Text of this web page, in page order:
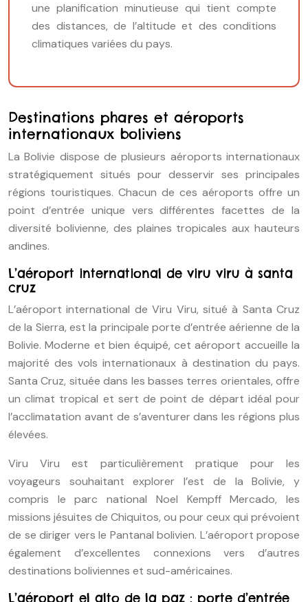
une planification minutieuse qui tient compte
des distances, de l’altitude et des conditions
climatiques variées du pays.
Destinations phares et aéroports
internationaux boliviens
La Bolivie dispose de plusieurs aéroports internationaux
stratégiquement situés pour desservir ses principales
régions touristiques. Chacun de ces aéroports offre un
point d’entrée unique vers différentes facettes de la
diversité bolivienne, des plaines tropicales aux hauteurs
andines.
L’aéroport international de viru viru à santa
cruz
L’aéroport international de Viru Viru, situé à Santa Cruz
de la Sierra, est la principale porte d’entrée aérienne de la
Bolivie. Moderne et bien équipé, cet aéroport accueille la
majorité des vols internationaux à destination du pays.
Santa Cruz, située dans les basses terres orientales, offre
un climat tropical et sert de point de départ idéal pour
l’acclimatation avant de s’aventurer dans les régions plus
élevées.
Viru Viru est particulièrement pratique pour les
voyageurs souhaitant explorer l’est de la Bolivie, y
compris le parc national Noel Kempff Mercado, les
missions jésuites de Chiquitos, ou pour ceux qui prévoient
de se diriger vers le Pantanal bolivien. L’aéroport propose
également d’excellentes connexions vers d’autres
destinations boliviennes et sud-américaines.
L’aéroport el alto de la paz : porte d’entrée